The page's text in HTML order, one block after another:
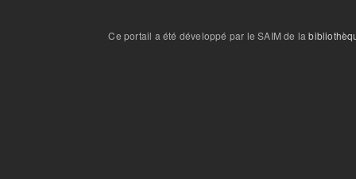
Ce portail a été développé par le SAIM de la